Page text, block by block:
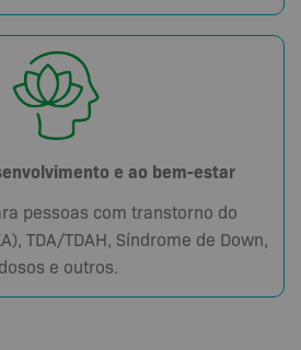
e ao bem-estar
pessoas com transtorno do
TDA/TDAH, Síndrome de Down,
e outros.